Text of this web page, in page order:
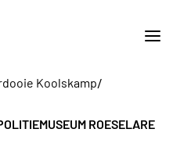
Koolskamp/
ROESELARE